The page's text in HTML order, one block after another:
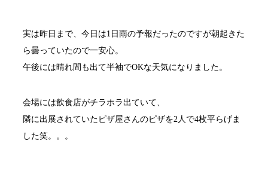
実は昨日まで、今日は1日雨の予報だったのですが朝起きた
ら曇っていたので一安心。
午後には晴れ間も出て半袖でOKな天気になりました。
会場には飲食店がチラホラ出ていて、
隣に出展されていたピザ屋さんのピザを2人で4枚平らげま
した笑。。。